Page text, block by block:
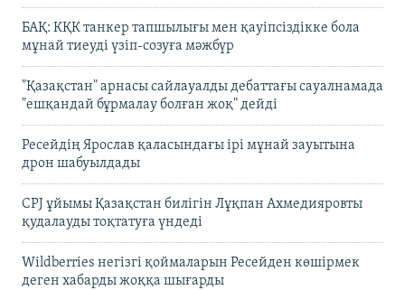
БАҚ: КҚК танкер тапшылығы мен қауіпсіздікке бола
мұнай тиеуді үзіп-созуға мәжбүр
"Қазақстан" арнасы сайлауалды дебаттағы сауалнамада
"ешқандай бұрмалау болған жоқ" дейді
Ресейдің Ярослав қаласындағы ірі мұнай зауытына
дрон шабуылдады
CPJ ұйымы Қазақстан билігін Лұқпан Ахмедияровты
қудалауды тоқтатуға үндеді
Wildberries негізгі қоймаларын Ресейден көшірмек
деген хабарды жоққа шығарды